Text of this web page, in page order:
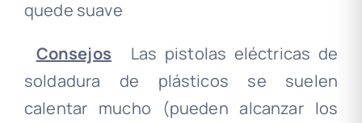
quede suave
Consejos
Las pistolas eléctricas de
soldadura de plásticos se suelen
calentar mucho (pueden alcanzar los